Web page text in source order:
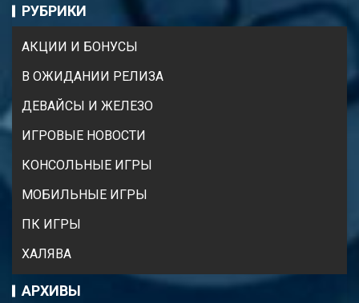
РУБРИКИ
АКЦИИ И БОНУСЫ
В ОЖИДАНИИ РЕЛИЗА
ДЕВАЙСЫ И ЖЕЛЕЗО
ИГРОВЫЕ НОВОСТИ
КОНСОЛЬНЫЕ ИГРЫ
МОБИЛЬНЫЕ ИГРЫ
ПК ИГРЫ
ХАЛЯВА
АРХИВЫ